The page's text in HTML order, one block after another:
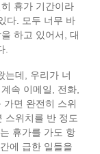
휴가 기간이라
다. 모두 너무 바
하고 있어서, 대
.
는데, 우리가 너
속 이메일, 전화,
면 완전히 스위
스위치를 반 정도
휴가를 가도 항
에 급한 일들을